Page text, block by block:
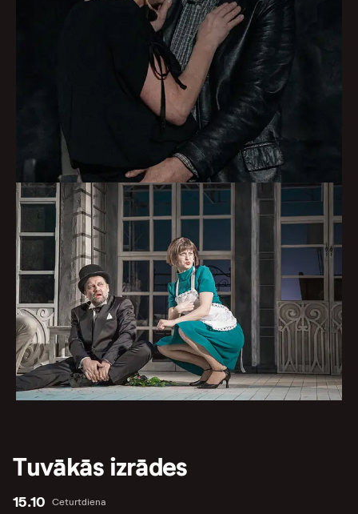
Tuvākās izrādes
Ceturtdiena
15.10